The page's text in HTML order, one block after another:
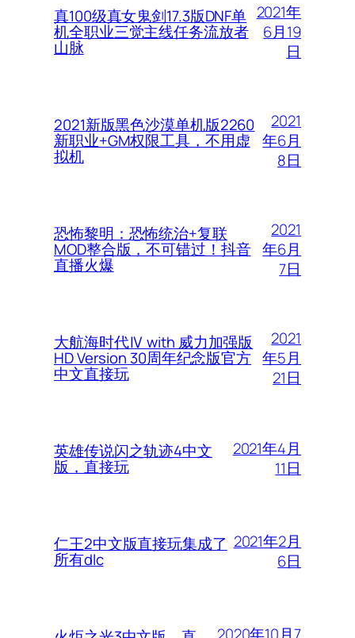
真100级真女鬼剑17.3版DNF单
机全职业三觉主线任务流放者
山脉
2021年
6月19
日
2021新版黑色沙漠单机版2260
新职业+GM权限工具，不用虚
拟机
2021
年6月
8日
恐怖黎明：恐怖统治+复联
MOD整合版，不可错过！抖音
直播火爆
2021
年6月
7日
大航海时代Ⅳ with 威力加强版
HD Version 30周年纪念版官方
中文直接玩
2021
年5月
21日
英雄传说闪之轨迹4中文
版，直接玩
2021年4月
11日
仁王2中文版直接玩集成了
所有dlc
2021年2月
6日